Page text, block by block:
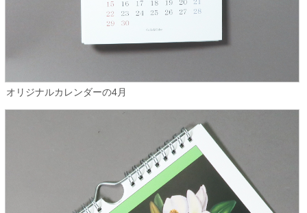
オリジナルカレンダーの4月